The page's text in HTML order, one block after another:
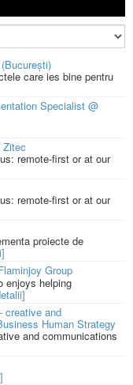
care ies bine pentru
Specialist @
Zitec
remote-first or at our
remote-first or at our
proiecte de
Group
enjoys helping
creative and
Human Strategy
and communications